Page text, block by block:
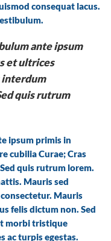
consequat lacus.
ante ipsum
et ultrices
interdum
quis rutrum
ipsum primis in
cubilia Curae; Cras
quis rutrum lorem.
Mauris sed
Mauris
felis dictum non. Sed
morbi tristique
ac turpis egestas.